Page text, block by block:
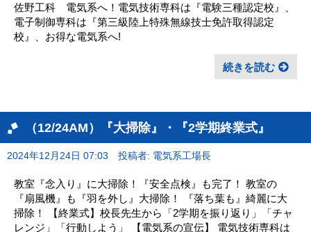
佐野工科 電気系へ！電気技術専科は『電験三種認定校』、
電子制御専科は『第三級陸上特殊無線技士免許取得認定
校』、お得な電気系へ!
続きを読む
（12/24AM）『大掃除』・『2学期終業式』
2024年12月24日 07:03 投稿者: 電気系工場長
教室『念入り』に大掃除！『安全点検』も完了！ 教室の
『扇風機』も『羽を外し』大掃除！ 『落ち葉も』綺麗に大
掃除！ 【終業式】校長先生から「2学期を振り返り」「チャ
レンジ」「行動しよう」 【電気系の宣伝】 電気技術専科は